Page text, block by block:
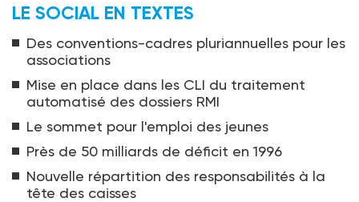
LE SOCIAL EN TEXTES
Des conventions-cadres pluriannuelles pour les
associations
Mise en place dans les CLI du traitement
automatisé des dossiers RMI
Le sommet pour l'emploi des jeunes
Près de 50 milliards de déficit en 1996
Nouvelle répartition des responsabilités à la
tête des caisses